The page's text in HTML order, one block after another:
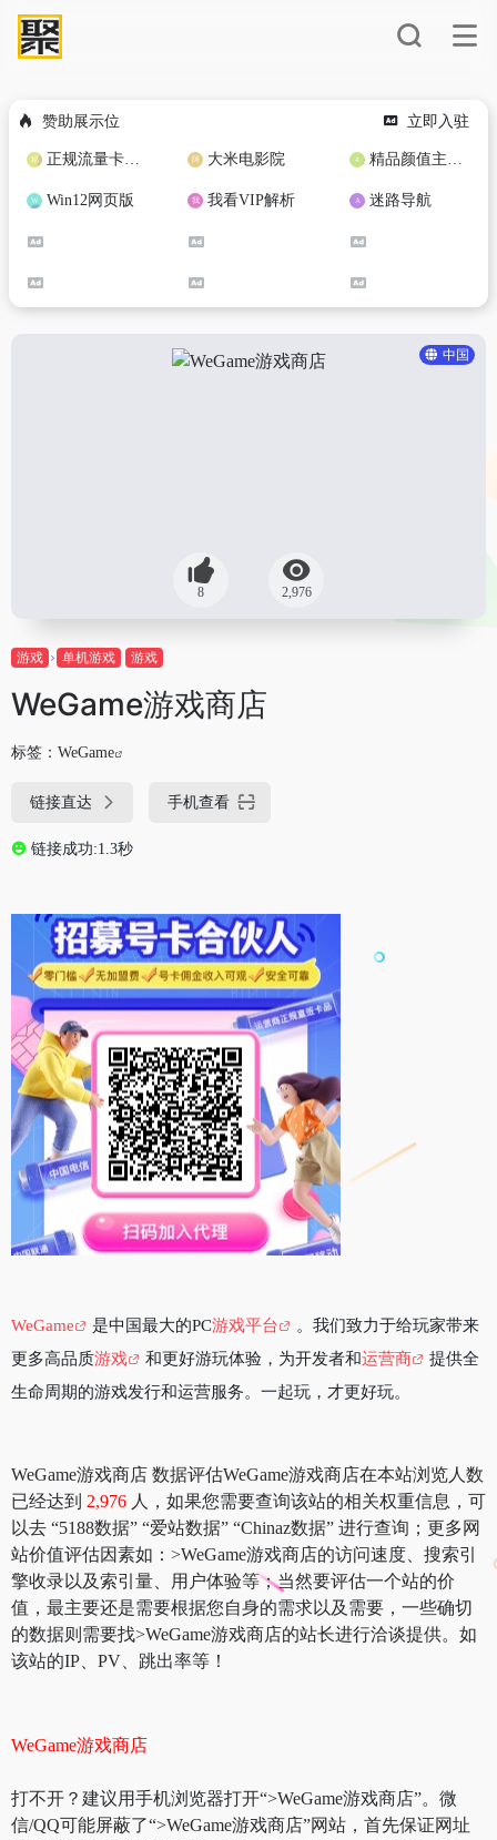
赞助展示位 立即入驻
正规流量卡免费加盟合作 大米电影院 精品颜值主播定制
Win12网页版 我看VIP解析 迷路导航
中国
8 2,976
游戏 单机游戏 游戏
WeGame游戏商店
标签： WeGame
链接直达 手机查看
链接成功:1.3秒
WeGame 是中国最大的PC游戏平台
。我们致力于给玩家带来
更多高品质游戏 和更好游玩体验，为开发者和运营商
提供全
生命周期的游戏发行和运营服务。一起玩，才更好玩。
WeGame游戏商店 数据评估WeGame游戏商店在本站浏览人数
已经达到 2,976 人，如果您需要查询该站的相关权重信息，可
以去 “5188数据” “爱站数据” “Chinaz数据” 进行查询；更多网
站价值评估因素如：>WeGame游戏商店的访问速度、搜索引
擎收录以及索引量、用户体验等；当然要评估一个站的价
值，最主要还是需要根据您自身的需求以及需要，一些确切
的数据则需要找>WeGame游戏商店的站长进行洽谈提供。如
该站的IP、PV、跳出率等！
WeGame游戏商店
打不开？建议用手机浏览器打开“>WeGame游戏商店”。微
信/QQ可能屏蔽了“>WeGame游戏商店”网站，首先保证网址